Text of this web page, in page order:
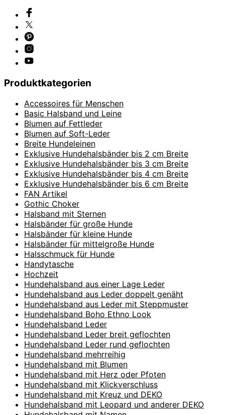
Produktkategorien
Accessoires für Menschen
Basic Halsband und Leine
Blumen auf Fettleder
Blumen auf Soft-Leder
Breite Hundeleinen
Exklusive Hundehalsbänder bis 2 cm Breite
Exklusive Hundehalsbänder bis 3 cm Breite
Exklusive Hundehalsbänder bis 4 cm Breite
Exklusive Hundehalsbänder bis 6 cm Breite
FAN Artikel
Gothic Choker
Halsband mit Sternen
Halsbänder für große Hunde
Halsbänder für kleine Hunde
Halsbänder für mittelgroße Hunde
Halsschmuck für Hunde
Handytasche
Hochzeit
Hundehalsband aus einer Lage Leder
Hundehalsband aus Leder doppelt genäht
Hundehalsband aus Leder mit Steppmuster
Hundehalsband Boho Ethno Look
Hundehalsband Leder
Hundehalsband Leder breit geflochten
Hundehalsband Leder rund geflochten
Hundehalsband mehrreihig
Hundehalsband mit Blumen
Hundehalsband mit Herz oder Pfoten
Hundehalsband mit Klickverschluss
Hundehalsband mit Kreuz und DEKO
Hundehalsband mit Leopard und anderer DEKO